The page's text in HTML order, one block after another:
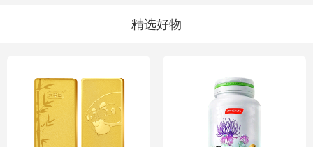
精选好物